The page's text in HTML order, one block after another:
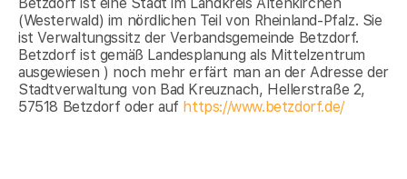
(Westerwald) im nördlichen Teil von Rheinland-Pfalz. Sie
ist Verwaltungssitz der Verbandsgemeinde Betzdorf.
Betzdorf ist gemäß Landesplanung als Mittelzentrum
ausgewiesen ) noch mehr erfärt man an der Adresse der
Stadtverwaltung von Bad Kreuznach, Hellerstraße 2,
57518 Betzdorf oder auf https://www.betzdorf.de/